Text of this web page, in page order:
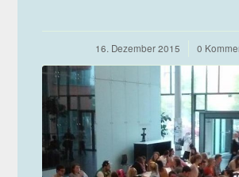
16. Dezember 2015
/ 0